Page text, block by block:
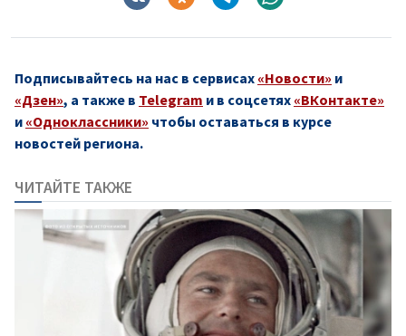
Подписывайтесь на нас в сервисах «Новости» и
«Дзен», а также в Telegram и в соцсетях «ВКонтакте»
и «Одноклассники» чтобы оставаться в курсе
новостей региона.
ЧИТАЙТЕ ТАКЖЕ